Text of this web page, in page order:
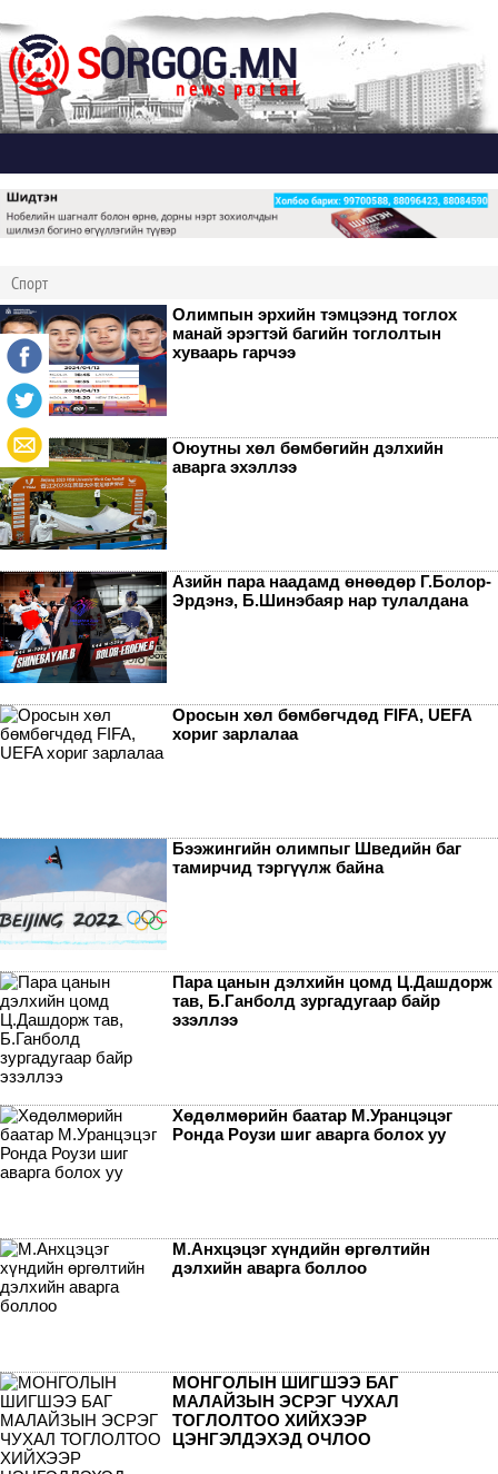
Спорт
Олимпын эрхийн тэмцээнд тоглох
манай эрэгтэй багийн тоглолтын
хуваарь гарчээ
Оюутны хөл бөмбөгийн дэлхийн
аварга эхэллээ
Азийн пара наадамд өнөөдөр Г.Болор-
Эрдэнэ, Б.Шинэбаяр нар тулалдана
Оросын хөл бөмбөгчдөд FIFA, UEFA
хориг зарлалаа
Бээжингийн олимпыг Шведийн баг
тамирчид тэргүүлж байна
Пара цанын дэлхийн цомд Ц.Дашдорж
тав, Б.Ганболд зургадугаар байр
эзэллээ
Хөдөлмөрийн баатар М.Уранцэцэг
Ронда Роузи шиг аварга болох уу
М.Анхцэцэг хүндийн өргөлтийн
дэлхийн аварга боллоо
МОНГОЛЫН ШИГШЭЭ БАГ
МАЛАЙЗЫН ЭСРЭГ ЧУХАЛ
ТОГЛОЛТОО ХИЙХЭЭР
ЦЭНГЭЛДЭХЭД ОЧЛОО